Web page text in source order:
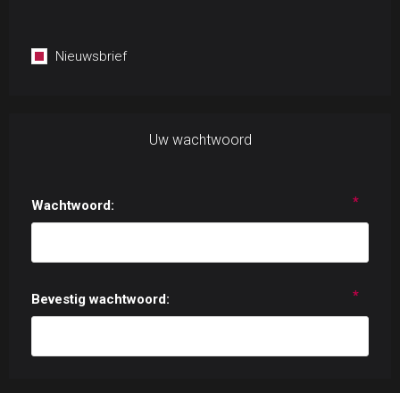
Nieuwsbrief
Uw wachtwoord
Wachtwoord: *
Bevestig wachtwoord: *